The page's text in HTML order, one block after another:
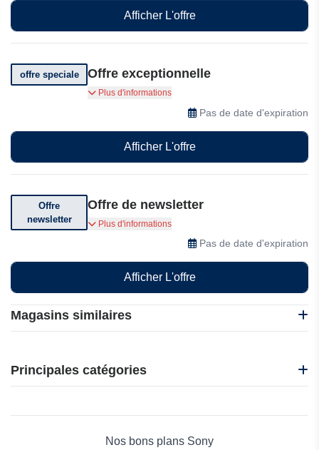
Magasins similaires
Okdo
Govee
4Gadgets
Principales catégories
Nos bons plans Sony
Afficher L'offre
offre speciale Offre exceptionnelle
Découvrez des offres exceptionnelles chez Sony
Plus d'informations
Pas de date d'expiration
Afficher L'offre
Offre
newsletter
Offre de newsletter
Abonnez-vous pour recevoir des réductions
Plus d'informations
Pas de date d'expiration
Afficher L'offre